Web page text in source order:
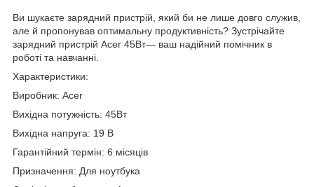
Ви шукаєте зарядний пристрій, який би не лише довго служив,
але й пропонував оптимальну продуктивність? Зустрічайте
зарядний пристрій Acer 45Вт— ваш надійний помічник в
роботі та навчанні.
Характеристики:
Виробник: Acer
Вихідна потужність: 45Вт
Вихідна напруга: 19 В
Гарантійний термін: 6 місяців
Призначення: Для ноутбука